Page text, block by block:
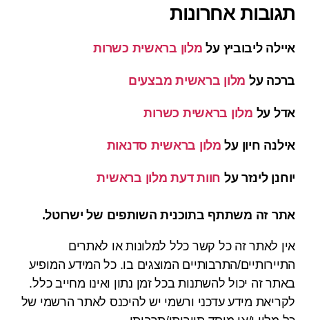
תגובות אחרונות
איילה ליבוביץ על מלון בראשית כשרות
ברכה על מלון בראשית מבצעים
אדל על מלון בראשית כשרות
אילנה חיון על מלון בראשית סדנאות
יוחנן לינזר על חוות דעת מלון בראשית
אתר זה משתתף בתוכנית השותפים של ישרוטל.
אין לאתר זה כל קשר כלל למלונות או לאתרים
התיירותיים/התרבותיים המוצגים בו. כל המידע המופיע
באתר זה יכול להשתנות בכל זמן נתון ואינו מחייב כלל.
לקריאת מידע עדכני ורשמי יש להיכנס לאתר הרשמי של